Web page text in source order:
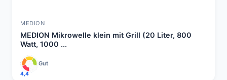
MEDION
MEDION Mikrowelle klein mit Grill (20 Liter, 800
Watt, 1000 ...
4,4
Gut